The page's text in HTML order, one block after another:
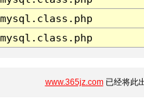
www.365jz.com已经将此